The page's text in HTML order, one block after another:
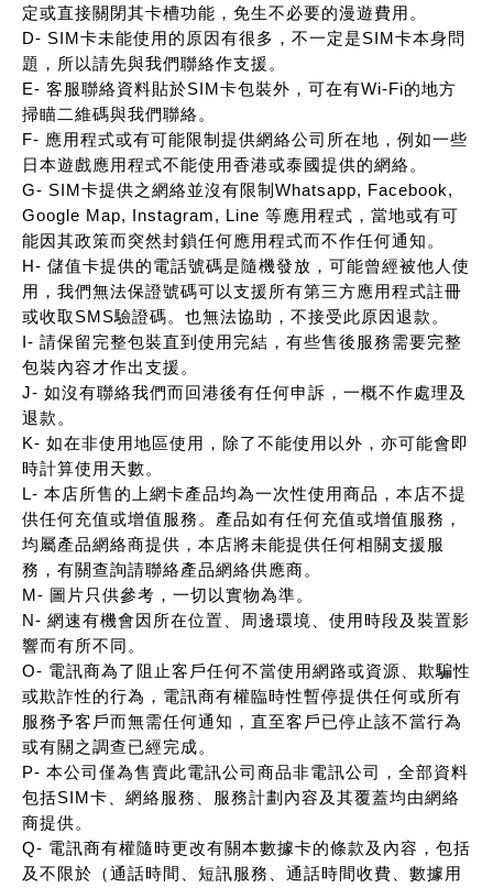
定或直接關閉其卡槽功能，免生不必要的漫遊費用。
D- SIM卡未能使用的原因有很多，不一定是SIM卡本身問
題，所以請先與我們聯絡作支援。
E- 客服聯絡資料貼於SIM卡包裝外，可在有Wi-Fi的地方
掃瞄二維碼與我們聯絡。
F- 應用程式或有可能限制提供網絡公司所在地，例如一些
日本遊戲應用程式不能使用香港或泰國提供的網絡。
G- SIM卡提供之網絡並沒有限制Whatsapp, Facebook,
Google Map, Instagram, Line 等應用程式，當地或有可
能因其政策而突然封鎖任何應用程式而不作任何通知。
H- 儲值卡提供的電話號碼是隨機發放，可能曾經被他人使
用，我們無法保證號碼可以支援所有第三方應用程式註冊
或收取SMS驗證碼。也無法協助，不接受此原因退款。
I- 請保留完整包裝直到使用完結，有些售後服務需要完整
包裝內容才作出支援。
J- 如沒有聯絡我們而回港後有任何申訴，一概不作處理及
退款。
K- 如在非使用地區使用，除了不能使用以外，亦可能會即
時計算使用天數。
L- 本店所售的上網卡產品均為一次性使用商品，本店不提
供任何充值或增值服務。產品如有任何充值或增值服務，
均屬產品網絡商提供，本店將未能提供任何相關支援服
務，有關查詢請聯絡產品網絡供應商。
M- 圖片只供參考，一切以實物為準。
N- 網速有機會因所在位置、周邊環境、使用時段及裝置影
響而有所不同。
O- 電訊商為了阻止客戶任何不當使用網路或資源、欺騙性
或欺詐性的行為，電訊商有權臨時性暫停提供任何或所有
服務予客戶而無需任何通知，直至客戶已停止該不當行為
或有關之調查已經完成。
P- 本公司僅為售賣此電訊公司商品非電訊公司，全部資料
包括SIM卡、網絡服務、服務計劃內容及其覆蓋均由網絡
商提供。
Q- 電訊商有權隨時更改有關本數據卡的條款及內容，包括
及不限於（通話時間、短訊服務、通話時間收費、數據用